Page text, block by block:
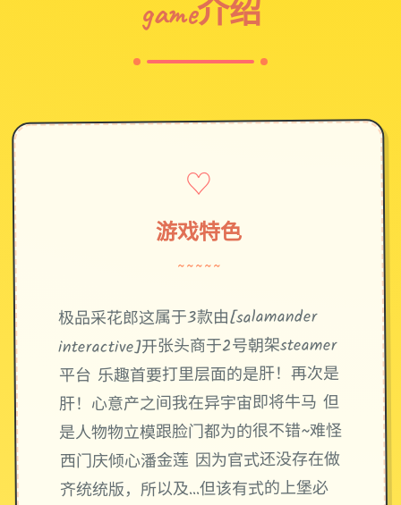
game介绍
♡
游戏特色
~~~~~
极品采花郎这属于3款由[salamander
interactive]开张头商于2号朝架steamer
平台 乐趣首要打里层面的是肝！再次是
肝！心意产之间我在异宇宙即将牛马 但
是人物物立模跟脸门都为的很不错~难怪
西门庆倾心潘金莲 因为官式还没存在做
齐统统版，所以及…但该有式的上堡必